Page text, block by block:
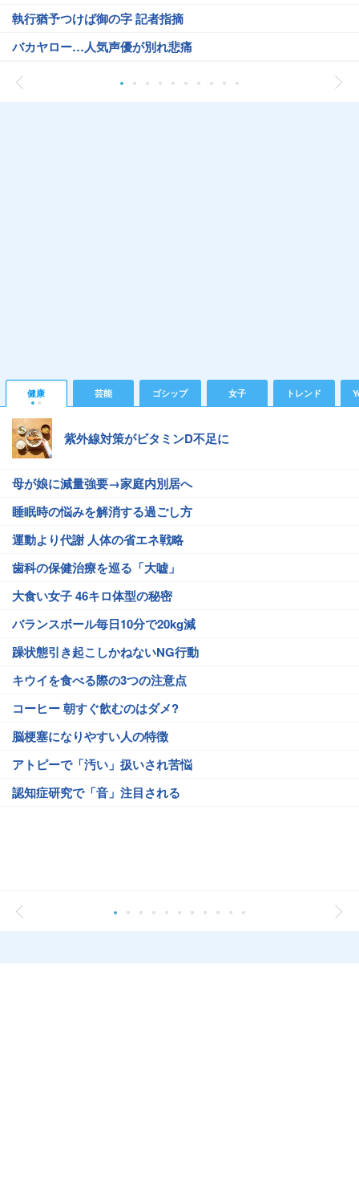
執行猶予つけば御の字 記者指摘
バカヤロー…人気声優が別れ悲痛
健康 芸能 ゴシップ 女子 トレンド
紫外線対策がビタミンD不足に
母が娘に減量強要→家庭内別居へ
睡眠時の悩みを解消する過ごし方
運動より代謝 人体の省エネ戦略
歯科の保健治療を巡る「大嘘」
大食い女子 46キロ体型の秘密
バランスボール毎日10分で20kg減
躁状態引き起こしかねないNG行動
キウイを食べる際の3つの注意点
コーヒー 朝すぐ飲むのはダメ?
脳梗塞になりやすい人の特徴
アトピーで「汚い」扱いされ苦悩
認知症研究で「音」注目される